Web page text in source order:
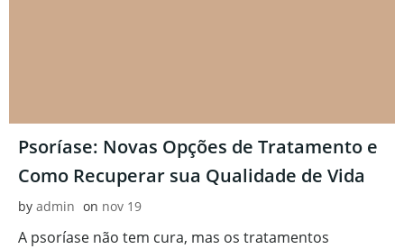
Psoríase: Novas Opções de Tratamento e
Como Recuperar sua Qualidade de Vida
by admin on nov 19
A psoríase não tem cura, mas os tratamentos